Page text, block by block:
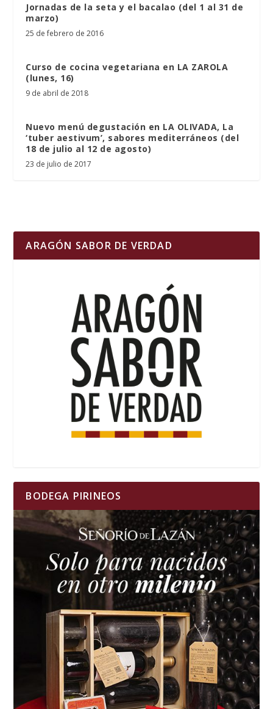
Jornadas de la seta y el bacalao (del 1 al 31 de
marzo)
25 de febrero de 2016
Curso de cocina vegetariana en LA ZAROLA
(lunes, 16)
9 de abril de 2018
Nuevo menú degustación en LA OLIVADA, La
‘tuber aestivum’, sabores mediterráneos (del
18 de julio al 12 de agosto)
23 de julio de 2017
ARAGÓN SABOR DE VERDAD
BODEGA PIRINEOS